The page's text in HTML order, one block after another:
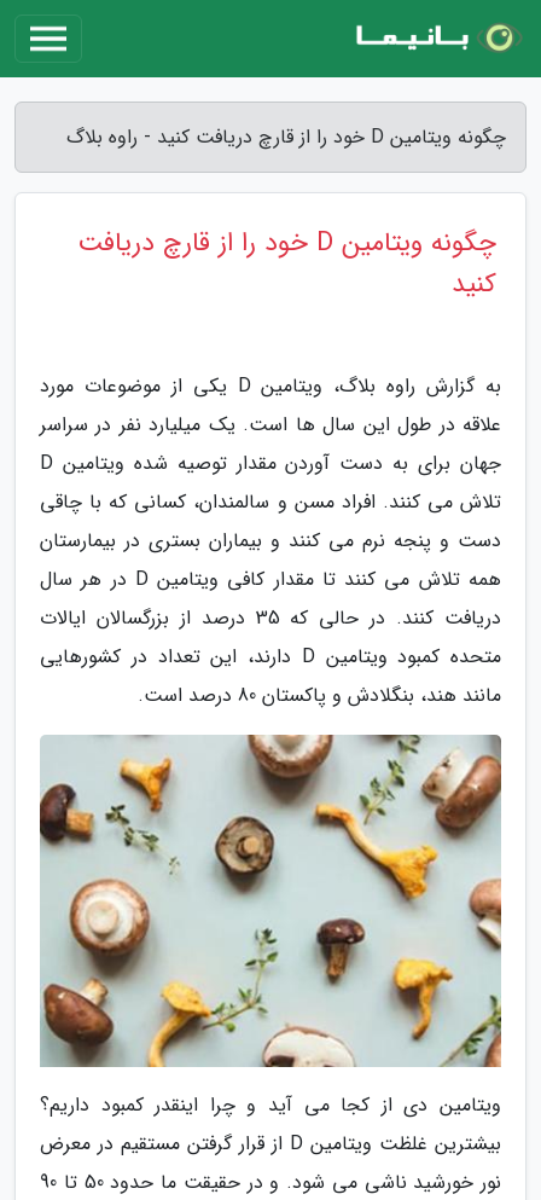
چگونه ویتامین D خود را از قارچ دریافت کنید - راوه بلاگ
چگونه ویتامین D خود را از قارچ دریافت
کنید
به گزارش راوه بلاگ، ویتامین D یکی از موضوعات مورد
علاقه در طول این سال ها است. یک میلیارد نفر در سراسر
جهان برای به دست آوردن مقدار توصیه شده ویتامین D
تلاش می کنند. افراد مسن و سالمندان، کسانی که با چاقی
دست و پنجه نرم می کنند و بیماران بستری در بیمارستان
همه تلاش می کنند تا مقدار کافی ویتامین D در هر سال
دریافت کنند. در حالی که 35 درصد از بزرگسالان ایالات
متحده کمبود ویتامین D دارند، این تعداد در کشورهایی
مانند هند، بنگلادش و پاکستان 80 درصد است.
ویتامین دی از کجا می آید و چرا اینقدر کمبود داریم؟
بیشترین غلظت ویتامین D از قرار گرفتن مستقیم در معرض
نور خورشید ناشی می شود. و در حقیقت ما حدود 50 تا 90